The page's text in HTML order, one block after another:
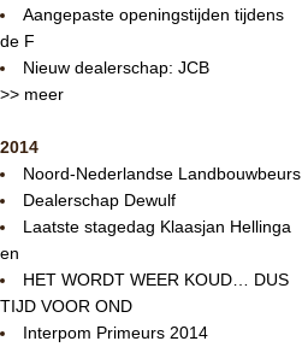
Aangepaste openingstijden tijdens
de F
Nieuw dealerschap: JCB
>> meer
2014
Noord-Nederlandse Landbouwbeurs
Dealerschap Dewulf
Laatste stagedag Klaasjan Hellinga
en
HET WORDT WEER KOUD… DUS
TIJD VOOR OND
Interpom Primeurs 2014